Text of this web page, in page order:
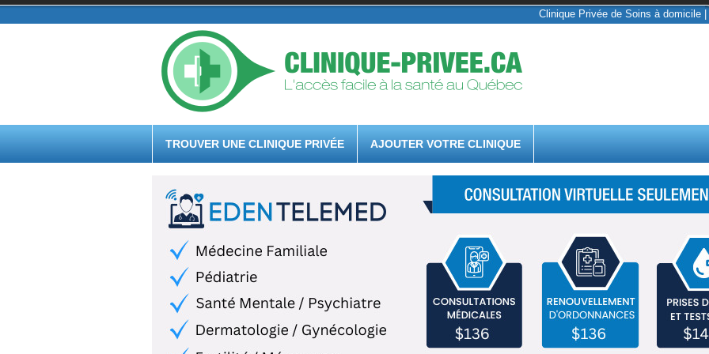
Clinique Privée de Soins à domicile
TROUVER UNE CLINIQUE PRIVÉE AJOUTER VOTRE CLINIQUE